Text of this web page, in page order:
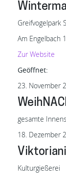
Greifvogelpark
Am Engelbach
Zur Website
Geöffnet:
23. November
gesamte
18. Dezember
Kulturgießerei